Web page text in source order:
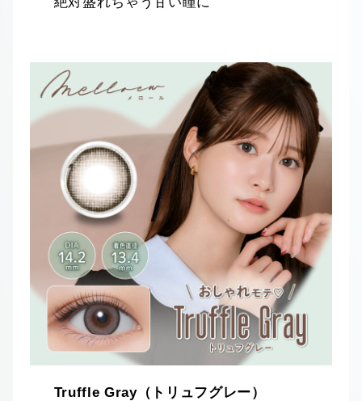
Truffle Gray（トリュフグレー）